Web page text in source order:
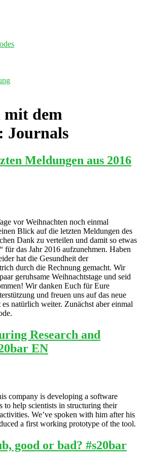
dem
Journals
Meldungen aus 2016
vor Weihnachten noch einmal
Blick auf die letzten Meldungen des
Dank zu verteilen und damit so etwas
für das Jahr 2016 aufzunehmen. Haben
hat die Gesundheit der
durch die Rechnung gemacht. Wir
geruhsame Weihnachtstage und seid
Wir danken Euch für Eure
und freuen uns auf das neue
es natürlich weiter. Zunächst aber einmal
Research and
EN
company is developing a software
to help scientists in structuring their
We’ve spoken with him after his
a first working prototype of the tool.
good or bad? #s20bar